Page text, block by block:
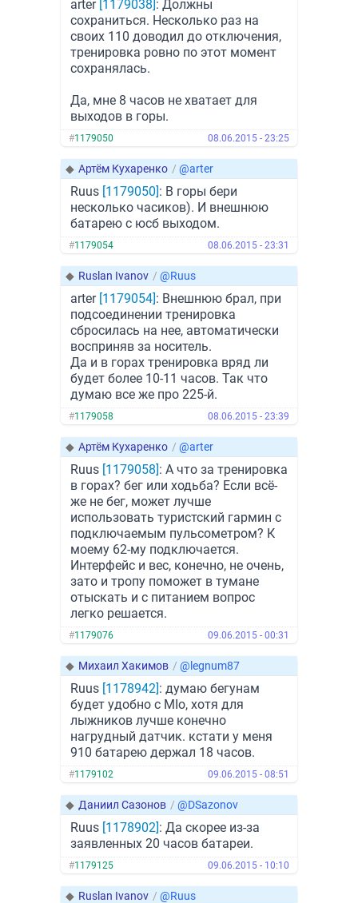
arter [1179038] : Должны
сохраниться. Несколько раз на
своих 110 доводил до отключения,
тренировка ровно по этот момент
сохранялась.
Да, мне 8 часов не хватает для
выходов в горы.
#1179050 08.06.2015 - 23:25
◆ Артём Кухаренко / @arter
Ruus [1179050]: В горы бери
несколько часиков). И внешнюю
батарею с юсб выходом.
#1179054 08.06.2015 - 23:31
◆ Ruslan Ivanov / @Ruus
arter [1179054]: Внешнюю брал, при
подсоединении тренировка
сбросилась на нее, автоматически
восприняв за носитель.
Да и в горах тренировка вряд ли
будет более 10-11 часов. Так что
думаю все же про 225-й.
#1179058 08.06.2015 - 23:39
◆ Артём Кухаренко / @arter
Ruus [1179058]: А что за тренировка
в горах? бег или ходьба? Если всё-
же не бег, может лучше
использовать туристский гармин с
подключаемым пульсометром? К
моему 62-му подключается.
Интерфейс и вес, конечно, не очень,
зато и тропу поможет в тумане
отыскать и с питанием вопрос
легко решается.
#1179076 09.06.2015 - 00:31
◆ Михаил Хакимов / @legnum87
Ruus [1178942]: думаю бегунам
будет удобно с MIo, хотя для
лыжников лучше конечно
нагрудный датчик. кстати у меня
910 батарею держал 18 часов.
#1179102 09.06.2015 - 08:51
◆ Даниил Cазонов / @DSazonov
Ruus [1178902]: Да скорее из-за
заявленных 20 часов батареи.
#1179125 09.06.2015 - 10:10
◆ Ruslan Ivanov / @Ruus